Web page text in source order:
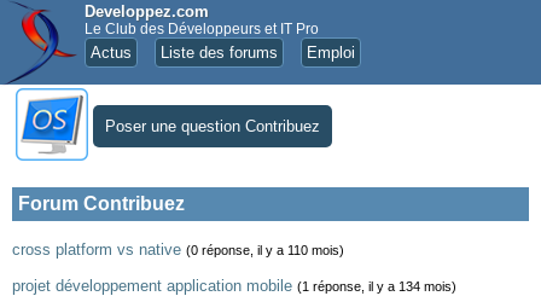
Developpez.com
Le Club des Développeurs et IT Pro
Actus Liste des forums Emploi
Poser une question Contribuez
Forum Contribuez
cross platform vs native (0 réponse, il y a 110 mois)
projet développement application mobile (1 réponse, il y a 134 mois)